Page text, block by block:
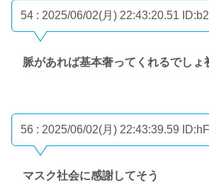
54 : 2025/06/02(月) 22:43:20.51
脈があれば基本奢ってくれるでしょ
56 : 2025/06/02(月) 22:43:39.59
マスク社会に感謝してそう